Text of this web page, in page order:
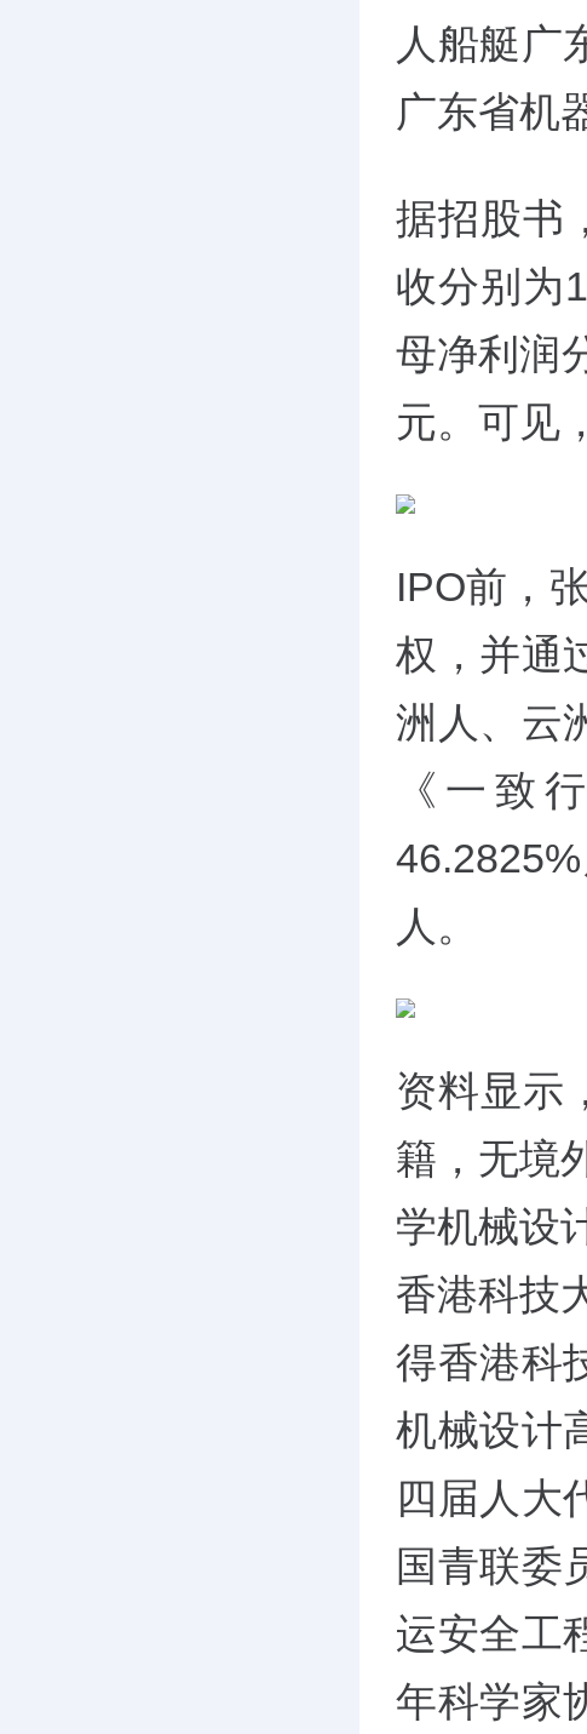
人船艇广
广东省机
据招股书
收分别为
母净利润
元。可见
IPO前，
权，并通
洲人、云
《一致
人。
资料显示
籍，无境
学机械设
香港科技
得香港科
机械设计
四届人大
国青联委
运安全工
年科学家